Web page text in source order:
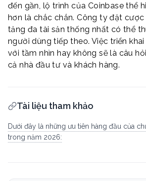
đến gần, lộ trình của Coinbase thể
hơn là chắc chắn. Công ty đặt
tảng đa tài sản thống nhất có thể
người dùng tiếp theo. Việc triển
với tầm nhìn hay không sẽ là câu
cả nhà đầu tư và khách hàng.
Tài liệu tham khảo
Dưới đây là những ưu tiên hàng đầu của
trong năm 2026: